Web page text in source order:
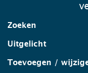
Zoeken
Uitgelicht
Toevoegen /